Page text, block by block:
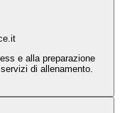
e alla preparazione
di allenamento.